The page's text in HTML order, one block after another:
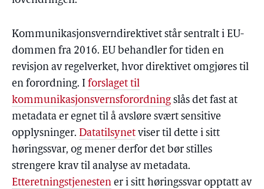
Kommunikasjonsverndirektivet står sentralt i EU-
dommen fra 2016. EU behandler for tiden en
revisjon av regelverket, hvor direktivet omgjøres til
en forordning. I forslaget til
kommunikasjonsvernsforordning slås det fast at
metadata er egnet til å avsløre svært sensitive
opplysninger. Datatilsynet viser til dette i sitt
høringssvar, og mener derfor det bør stilles
strengere krav til analyse av metadata.
Etteretningstjenesten er i sitt høringssvar opptatt av